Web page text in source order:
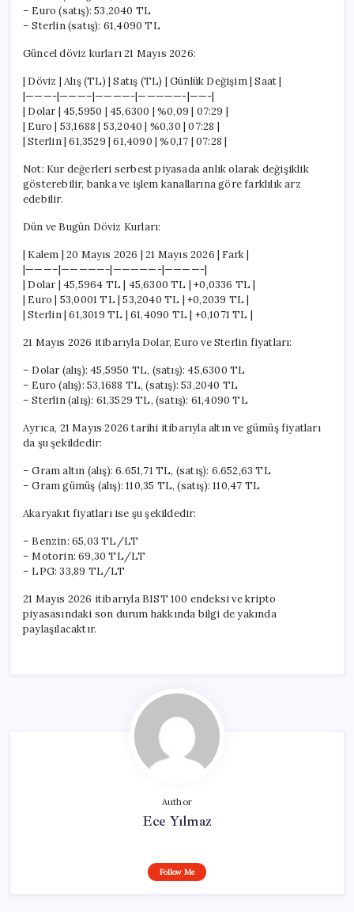
– Euro (satış): 53,2040 TL
– Sterlin (satış): 61,4090 TL
Güncel döviz kurları 21 Mayıs 2026:
| Döviz | Alış (TL) | Satış (TL) | Günlük Değişim | Saat |
|———-|———–|————-|—————-|——-|
| Dolar | 45,5950 | 45,6300 | %0,09 | 07:29 |
| Euro | 53,1688 | 53,2040 | %0,30 | 07:28 |
| Sterlin | 61,3529 | 61,4090 | %0,17 | 07:28 |
Not: Kur değerleri serbest piyasada anlık olarak değişiklik
gösterebilir, banka ve işlem kanallarına göre farklılık arz
edebilir.
Dün ve Bugün Döviz Kurları:
| Kalem | 20 Mayıs 2026 | 21 Mayıs 2026 | Fark |
|———–|—————-|—————-|————-|
| Dolar | 45,5964 TL | 45,6300 TL | +0,0336 TL |
| Euro | 53,0001 TL | 53,2040 TL | +0,2039 TL |
| Sterlin | 61,3019 TL | 61,4090 TL | +0,1071 TL |
21 Mayıs 2026 itibarıyla Dolar, Euro ve Sterlin fiyatları:
– Dolar (alış): 45,5950 TL, (satış): 45,6300 TL
– Euro (alış): 53,1688 TL, (satış): 53,2040 TL
– Sterlin (alış): 61,3529 TL, (satış): 61,4090 TL
Ayrıca, 21 Mayıs 2026 tarihi itibarıyla altın ve gümüş fiyatları
da şu şekildedir:
– Gram altın (alış): 6.651,71 TL, (satış): 6.652,63 TL
– Gram gümüş (alış): 110,35 TL, (satış): 110,47 TL
Akaryakıt fiyatları ise şu şekildedir:
– Benzin: 65,03 TL/LT
– Motorin: 69,30 TL/LT
– LPG: 33,89 TL/LT
21 Mayıs 2026 itibarıyla BIST 100 endeksi ve kripto
piyasasındaki son durum hakkında bilgi de yakında
paylaşılacaktır.
Author
Ece Yılmaz
Follow Me